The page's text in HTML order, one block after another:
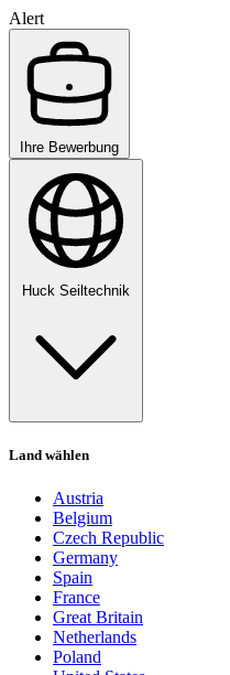
Alert
Ihre Bewerbung
Huck Seiltechnik
Land wählen
Austria
Belgium
Czech Republic
Germany
Spain
France
Great Britain
Netherlands
Poland